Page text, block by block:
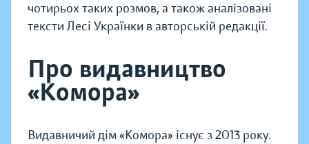
чотирьох таких розмов, а також аналізовані
тексти Лесі Українки в авторській редакції.
Про видавництво
«Комора»
Видавничий дім «Комора» існує з 2013 року.